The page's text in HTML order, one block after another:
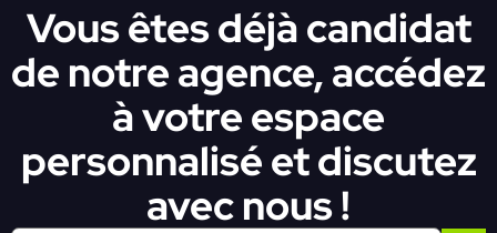
Vous êtes déjà candidat
de notre agence, accédez
à votre espace
personnalisé et discutez
avec nous !